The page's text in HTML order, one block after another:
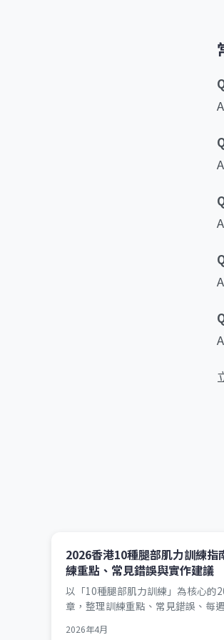
2026香港10種腿部肌力訓練指
練重點、常見錯誤與實作建議
以「10種腿部肌力訓練」為核心的
章，整理訓練重點、常見錯誤、每
2026年4月